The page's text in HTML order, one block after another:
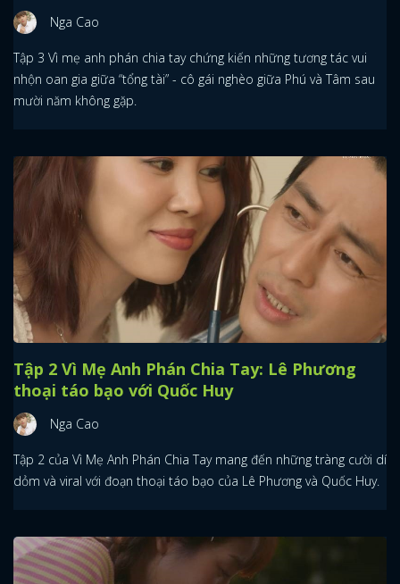
Nga Cao
Tập 3 Vì mẹ anh phán chia tay chứng kiến những tương tác vui
nhộn oan gia giữa “tổng tài” - cô gái nghèo giữa Phú và Tâm sau
mười năm không gặp.
Tập 2 Vì Mẹ Anh Phán Chia Tay: Lê Phương
thoại táo bạo với Quốc Huy
Nga Cao
Tập 2 của Vì Mẹ Anh Phán Chia Tay mang đến những tràng cười dí
dỏm và viral với đoạn thoại táo bạo của Lê Phương và Quốc Huy.